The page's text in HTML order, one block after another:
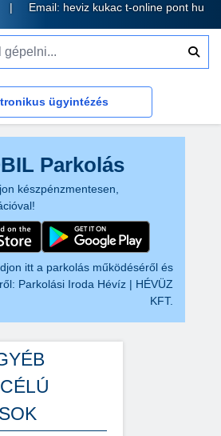
Email: heviz kukac t-online pont hu
ügyintézés
Parkolás
készpénzmentesen,
itt a parkolás működéséről és
Parkolási Iroda Hévíz | HÉVÜZ
KFT.